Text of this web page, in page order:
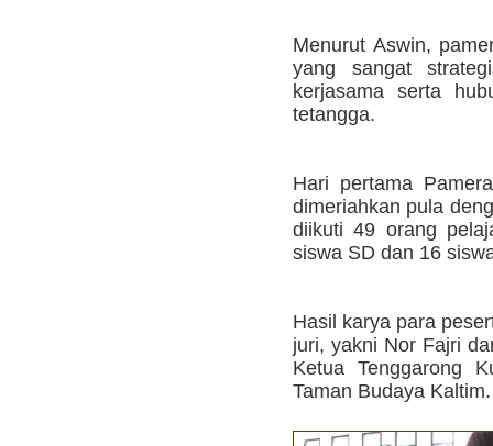
Menurut Aswin,
yang sangat
kerjasama serta
tetangga.
Hari pertama
dimeriahkan pula
diikuti 49 orang
siswa SD dan 16
Hasil karya para
juri, yakni Nor Fajri
Ketua Tenggarong
Taman Budaya